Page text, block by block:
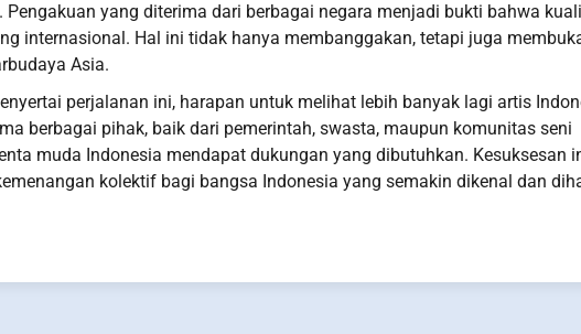
yang diterima dari berbagai negara menjadi bukti bahwa
internasional. Hal ini tidak hanya membanggakan, tetapi juga
Asia.
perjalanan ini, harapan untuk melihat lebih banyak lagi artis
berbagai pihak, baik dari pemerintah, swasta, maupun komunitas seni
muda Indonesia mendapat dukungan yang dibutuhkan. Kesuksesan
kolektif bagi bangsa Indonesia yang semakin dikenal dan